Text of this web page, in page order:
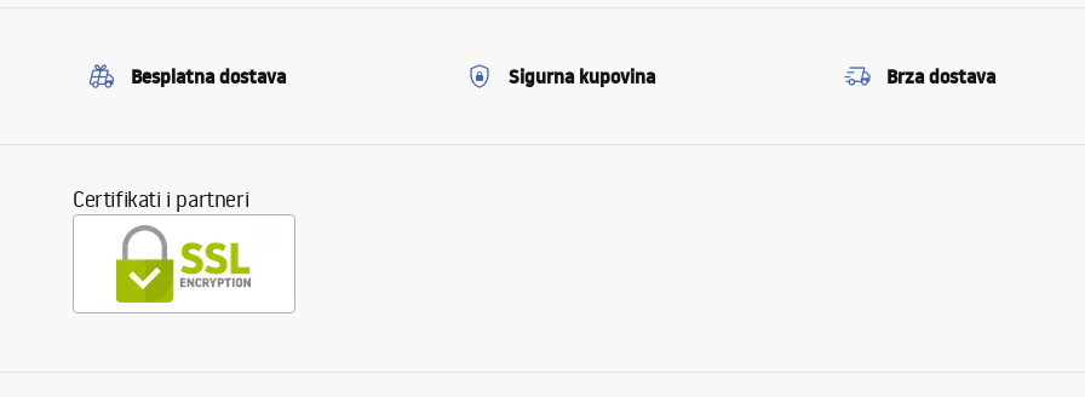
Besplatna dostava Sigurna kupovina Brza dostava
Certifikati i partneri